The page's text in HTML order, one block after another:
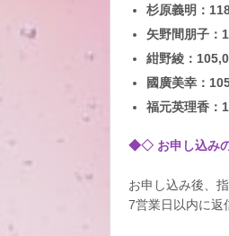
杉原義明：
矢野間朋子：
紺野綾：
國廣美幸：
福元英理香：
◆◇ お申し込み
お申し込み後、
7営業日以内に返